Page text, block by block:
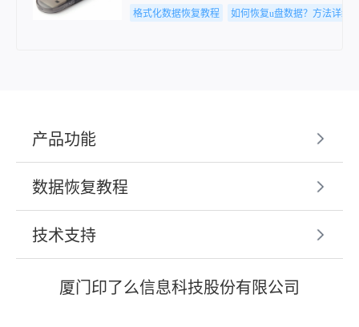
格式化数据恢复教程 如何恢复u盘数据？方法详细
产品功能
数据恢复教程
技术支持
厦门印了么信息科技股份有限公司